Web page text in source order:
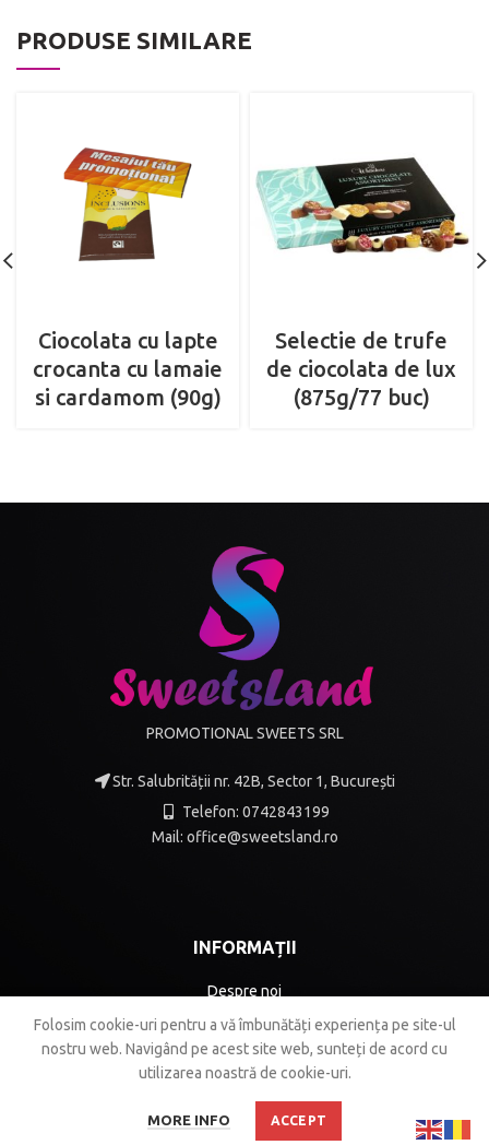
PRODUSE SIMILARE
Ciocolata cu lapte
crocanta cu lamaie
si cardamom (90g)
Selectie de trufe
de ciocolata de lux
(875g/77 buc)
PROMOTIONAL SWEETS SRL
Str. Salubrității nr. 42B, Sector 1, București
Telefon: 0742843199
Mail: office@sweetsland.ro
INFORMAȚII
Despre noi
Termeni și condiții
GDPR
Contact
Folosim cookie-uri pentru a vă îmbunătăți experiența pe site-ul
nostru web. Navigând pe acest site web, sunteți de acord cu
utilizarea noastră de cookie-uri.
MORE INFO ACCEPT